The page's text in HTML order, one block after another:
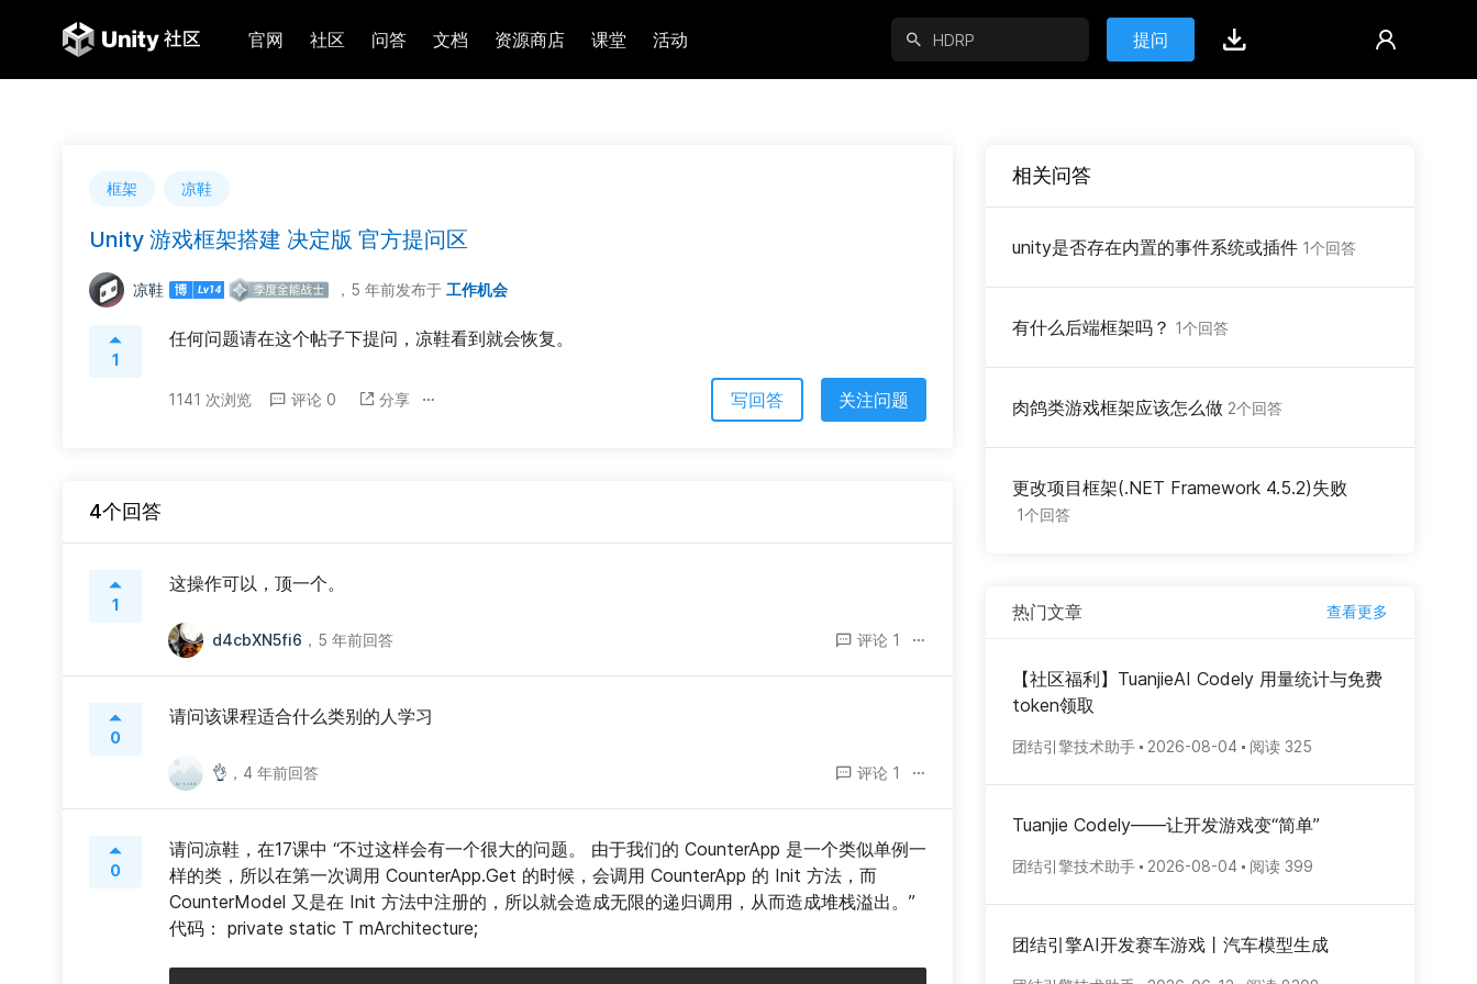
官网 社区 问答 文档 资源商店 课堂 活动 提问
框架 凉鞋
Unity 游戏框架搭建 决定版 官方提问区
凉鞋 ，5 年前发布于 工作机会
1
任何问题请在这个帖子下提问，凉鞋看到就会恢复。
1141 次浏览 评论 0 分享 写回答 关注问题
4个回答
1
这操作可以，顶一个。
d4cbXN5fi6 ， 5 年前回答 评论 1
0
请问该课程适合什么类别的人学习
👌 ， 4 年前回答 评论 1
0
请问凉鞋，在17课中 “不过这样会有一个很大的问题。 由于我们的 CounterApp 是一个类似单例一
样的类，所以在第一次调用 CounterApp.Get 的时候，会调用 CounterApp 的 Init 方法，而
CounterModel 又是在 Init 方法中注册的，所以就会造成无限的递归调用，从而造成堆栈溢出。”
代码： private static T mArchitecture;
相关问答
unity是否存在内置的事件系统或插件 1个回答
有什么后端框架吗？ 1个回答
肉鸽类游戏框架应该怎么做 2个回答
更改项目框架(.NET Framework 4.5.2)失败
1个回答
热门文章 查看更多
【社区福利】TuanjieAI Codely 用量统计与免费
token领取
团结引擎技术助手 2026-08-04 阅读 325
Tuanjie Codely——让开发游戏变“简单”
团结引擎技术助手 2026-08-04 阅读 399
团结引擎AI开发赛车游戏丨汽车模型生成